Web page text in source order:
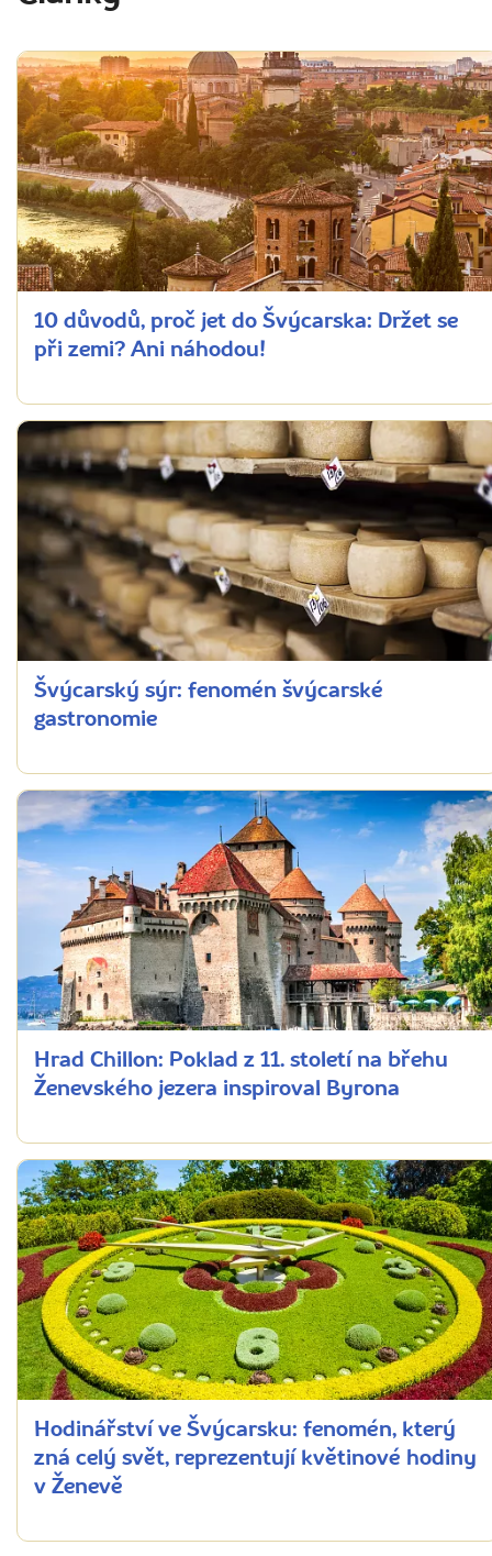
10 důvodů, proč jet do Švýcarska: Držet se
při zemi? Ani náhodou!
Švýcarský sýr: fenomén švýcarské
gastronomie
Hrad Chillon: Poklad z 11. století na břehu
Ženevského jezera inspiroval Byrona
Hodinářství ve Švýcarsku: fenomén, který
zná celý svět, reprezentují květinové hodiny
v Ženevě